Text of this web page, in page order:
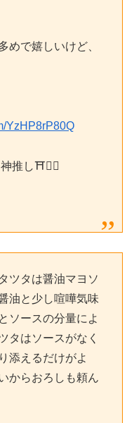
めで嬉しいけど、
YzHP8rP80Q
推し⛩🙇‍♂️
ツタは醤油マヨソ
油と少し喧嘩気味
ソースの分量によ
タはソースがなく
添えるだけがよ
からおろしも頼ん